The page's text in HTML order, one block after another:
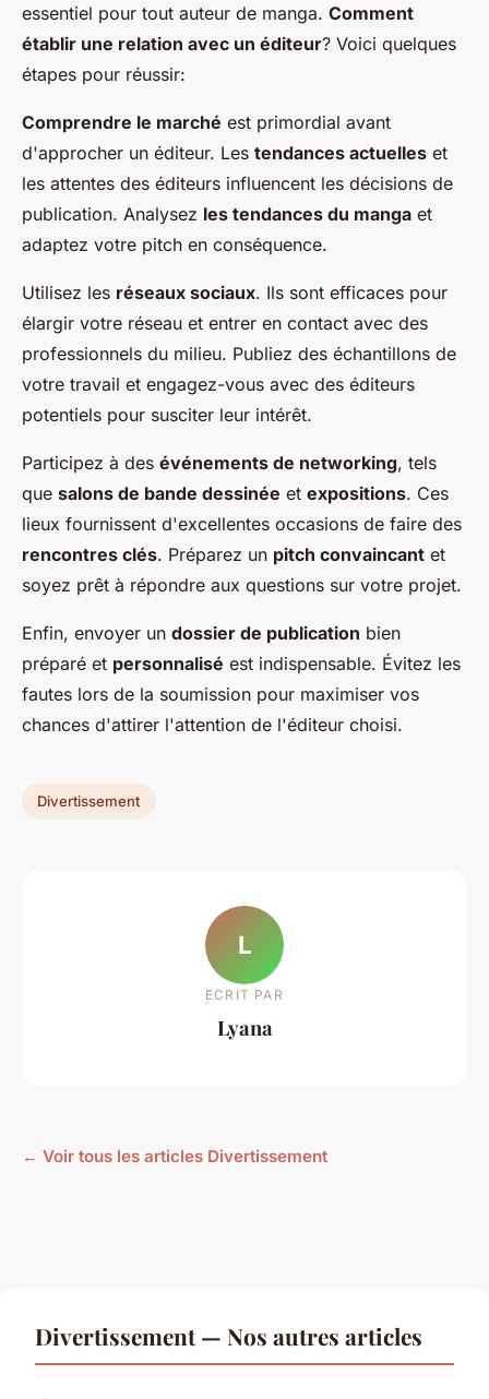
essentiel pour tout auteur de manga. Comment
établir une relation avec un éditeur? Voici quelques
étapes pour réussir:
Comprendre le marché est primordial avant
d'approcher un éditeur. Les tendances actuelles et
les attentes des éditeurs influencent les décisions de
publication. Analysez les tendances du manga et
adaptez votre pitch en conséquence.
Utilisez les réseaux sociaux. Ils sont efficaces pour
élargir votre réseau et entrer en contact avec des
professionnels du milieu. Publiez des échantillons de
votre travail et engagez-vous avec des éditeurs
potentiels pour susciter leur intérêt.
Participez à des événements de networking, tels
que salons de bande dessinée et expositions. Ces
lieux fournissent d'excellentes occasions de faire des
rencontres clés. Préparez un pitch convaincant et
soyez prêt à répondre aux questions sur votre projet.
Enfin, envoyer un dossier de publication bien
préparé et personnalisé est indispensable. Évitez les
fautes lors de la soumission pour maximiser vos
chances d'attirer l'attention de l'éditeur choisi.
Divertissement
L
ECRIT PAR
Lyana
← Voir tous les articles Divertissement
Divertissement — Nos autres articles